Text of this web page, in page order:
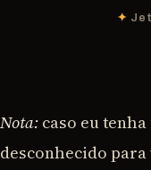
Nota: caso eu
desconhecido